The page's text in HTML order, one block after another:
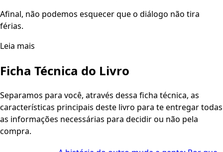
Afinal, não podemos esquecer que o diálogo não tira
férias.
Leia mais
Ficha Técnica do Livro
Separamos para você, através dessa ficha técnica, as
características principais deste livro para te entregar todas
as informações necessárias para decidir ou não pela
compra.